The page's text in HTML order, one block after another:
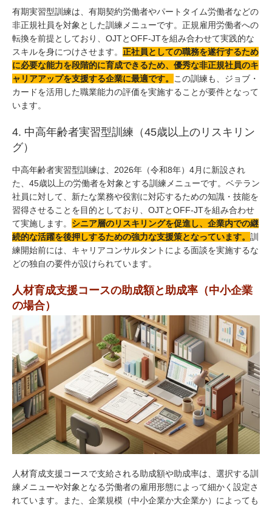
有期実習型訓練は、有期契約労働者やパートタイム労働者などの
非正規社員を対象とした訓練メニューです。正規雇用労働者への
転換を前提としており、OJTとOFF-JTを組み合わせて実践的な
スキルを身につけさせます。 正社員としての職務を遂行するため
に必要な能力を段階的に育成できるため、優秀な非正規社員のキ
ャリアアップを支援する企業に最適です。
この訓練も、ジョブ・
カードを活用した職業能力の評価を実施することが要件となって
います。
4. 中高年齢者実習型訓練（45歳以上のリスキリン
グ）
中高年齢者実習型訓練は、2026年（令和8年）4月に新設され
た、45歳以上の労働者を対象とする訓練メニューです。ベテラン
社員に対して、新たな業務や役割に対応するための知識・技能を
習得させることを目的としており、OJTとOFF-JTを組み合わせ
て実施します。 シニア層のリスキリングを促進し、企業内での継
続的な活躍を後押しするための強力な支援策となっています。 訓
練開始前には、キャリアコンサルタントによる面談を実施するな
どの独自の要件が設けられています。
人材育成支援コースの助成額と助成率（中小企業
の場合）
人材育成支援コースで支給される助成額や助成率は、選択する訓
練メニューや対象となる労働者の雇用形態によって細かく設定さ
れています。また、企業規模（中小企業か大企業か）によっても